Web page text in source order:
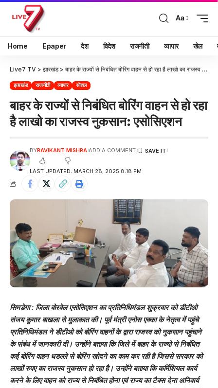
Aa
Home Epaper देश विदेश राजनीती व्यापार खेल
Live7 TV > झारखंड> बाहर के राज्यों से निबंधित बोरिंग वाहन से हो रहा है लाखो का राजस्व नुकसान: एसोसिएशन
झारखंड राजनीती व्यापार सोशल
बाहर के राज्यों से निबंधित बोरिंग वाहन से हो रहा
है लाखो का राजस्व नुकसान: एसोसिएशन
LAST UPDATED: MARCH 28, 2025 8:18 PM
BYRAVIKANT MISHRA ADD A COMMENT
सिमडेगा : जिला बोरवेल एसोसिएशन का प्रतिनिधिमंडल शुक्रवार को डीटीओ
संजय कुमार बाखला से मुलाकात की। पूर्व मंत्री एनोस एक्का के नेतृत्व में पहुंचे
प्रतिनिधिमंडल ने डीटीओ को बोरिंग वाहनों के द्वारा राजस्व को नुकसान पहुंचाने
के संबंध में जानकारी दी। उन्होंने बताया कि जिले में बाहर के राज्यो से निबंधित
कई बोरिंग वाहन धडल्ले से बोरिंग खोदने का काम कर रही है जिससे सरकार को
लाखों रुपए का राजस्व नुकसान हो रहा है। उन्होंने बताया कि कर्मिशियल कार्य
करने के लिए वाहन को राज्य से निबंधित होना एवं राज्य का टैक्स देना अनिवार्य